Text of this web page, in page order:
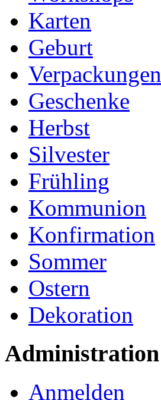
Karten
Geburt
Verpackungen
Geschenke
Herbst
Silvester
Frühling
Kommunion
Konfirmation
Sommer
Ostern
Dekoration
Administration
Anmelden